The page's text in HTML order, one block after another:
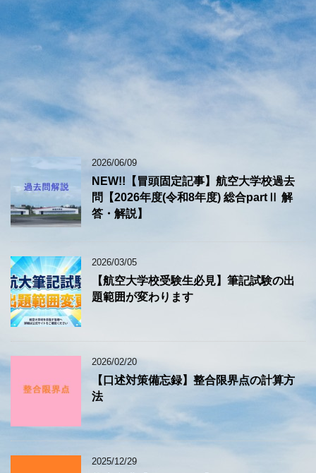
2026/06/09
NEW!!【冒頭固定記事】航空大学校過去
問【2026年度(令和8年度) 総合partⅡ 解
答・解説】
2026/03/05
【航空大学校受験生必見】筆記試験の出
題範囲が変わります
2026/02/20
【口述対策備忘録】整合限界点の計算方
法
2025/12/29